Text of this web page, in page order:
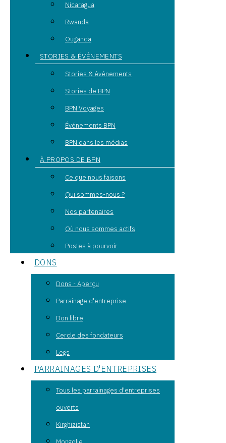
Nicaragua
Rwanda
Ouganda
STORIES & ÉVÉNEMENTS
Stories & événements
Stories de BPN
BPN Voyages
Événements BPN
BPN dans les médias
À PROPOS DE BPN
Ce que nous faisons
Qui sommes-nous ?
Nos partenaires
Où nous sommes actifs
Postes à pourvoir
DONS
Dons - Aperçu
Parrainage d'entreprise
Don libre
Cercle des fondateurs
Legs
PARRAINAGES D'ENTREPRISES
Tous les parrainages d'entreprises
ouverts
Kirghizistan